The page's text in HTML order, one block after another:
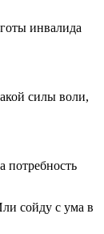
инвалида
силы воли,
потребность
сойду с ума в